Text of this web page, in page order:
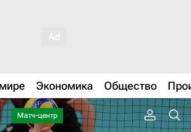
Экономика Общество
Матч-центр